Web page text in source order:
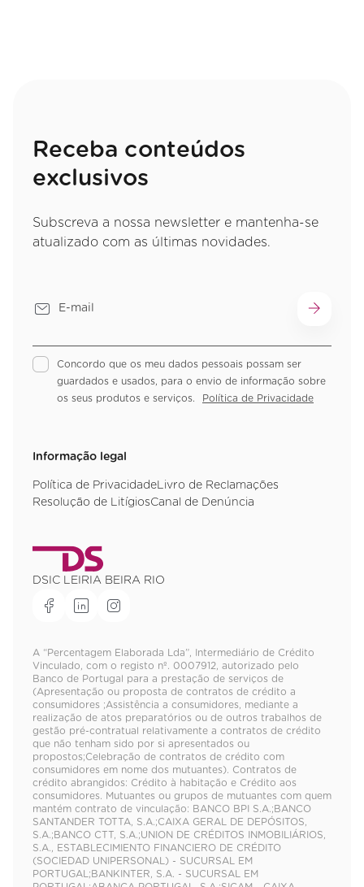
Receba conteúdos
exclusivos
Subscreva a nossa newsletter e mantenha-se
atualizado com as últimas novidades.
Concordo que os meu dados pessoais possam ser
guardados e usados, para o envio de informação sobre
os seus produtos e serviços.
Política de Privacidade
Informação legal
Política de Privacidade Livro de Reclamações
Resolução de LitígiosCanal de Denúncia
DSIC LEIRIA BEIRA RIO
A “Percentagem Elaborada Lda”, Intermediário de Crédito
Vinculado, com o registo nº. 0007912, autorizado pelo
Banco de Portugal para a prestação de serviços de
(Apresentação ou proposta de contratos de crédito a
consumidores ;Assistência a consumidores, mediante a
realização de atos preparatórios ou de outros trabalhos de
gestão pré-contratual relativamente a contratos de crédito
que não tenham sido por si apresentados ou
propostos;Celebração de contratos de crédito com
consumidores em nome dos mutuantes). Contratos de
crédito abrangidos: Crédito à habitação e Crédito aos
consumidores. Mutuantes ou grupos de mutuantes com quem
mantém contrato de vinculação: BANCO BPI S.A.;BANCO
SANTANDER TOTTA, S.A.;CAIXA GERAL DE DEPÓSITOS,
S.A.;BANCO CTT, S.A.;UNION DE CRÉDITOS INMOBILIÁRIOS,
S.A., ESTABLECIMIENTO FINANCIERO DE CRÉDITO
(SOCIEDAD UNIPERSONAL) - SUCURSAL EM
PORTUGAL;BANKINTER, S.A. - SUCURSAL EM